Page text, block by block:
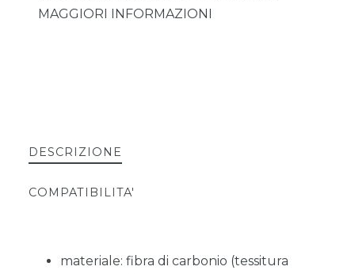
MAGGIORI INFORMAZIONI
DESCRIZIONE
COMPATIBILITA'
materiale: fibra di carbonio (tessitura